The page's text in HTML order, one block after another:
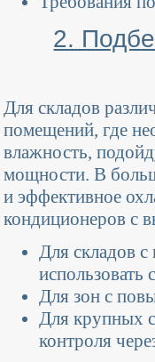
2.
Для складов
помещений, где
влажность,
мощности. В
и эффективное
кондиционеров с
Для складов
Для зон с
Для крупных
контроля